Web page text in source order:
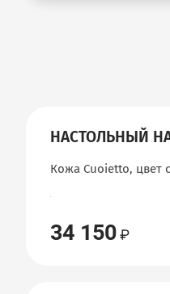
НАСТОЛЬНЫЙ
Кожа Cuoietto, цвет
34 150